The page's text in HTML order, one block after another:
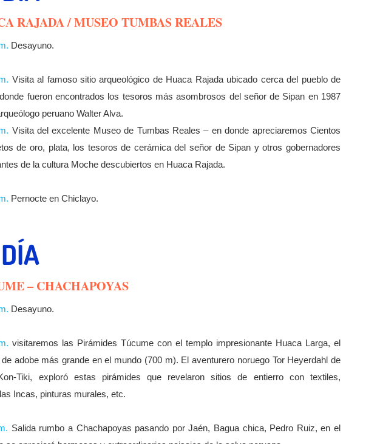
RAJADA / MUSEO TUMBAS REALES
Desayuno.
Visita al famoso sitio arqueológico de Huaca Rajada ubicado cerca del pueblo de
fueron encontrados los tesoros más asombrosos del señor de Sipan en 1987
peruano Walter Alva.
Visita del excelente Museo de Tumbas Reales – en donde apreciaremos Cientos
de oro, plata, los tesoros de cerámica del señor de Sipan y otros gobernadores
de la cultura Moche descubiertos en Huaca Rajada.
Pernocte en Chiclayo.
– CHACHAPOYAS
Desayuno.
visitaremos las Pirámides Túcume con el templo impresionante Huaca Larga, el
adobe más grande en el mundo (700 m). El aventurero noruego Tor Heyerdahl de
Tiki, exploró estas pirámides que revelaron sitios de entierro con textiles,
Incas, pinturas murales, etc.
Salida rumbo a Chachapoyas pasando por Jaén, Bagua chica, Pedro Ruiz, en el